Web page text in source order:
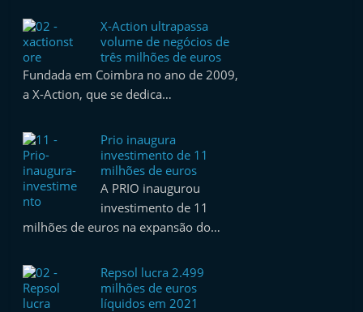
X-Action ultrapassa
volume de negócios de
três milhões de euros
Fundada em Coimbra no ano de 2009,
a X-Action, que se dedica…
Prio inaugura
investimento de 11
milhões de euros
A PRIO inaugurou
investimento de 11
milhões de euros na expansão do…
Repsol lucra 2.499
milhões de euros
líquidos em 2021